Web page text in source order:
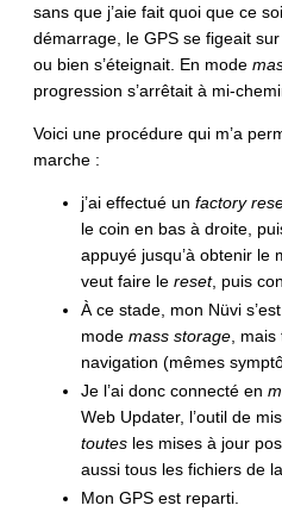
sans que j’aie fait quoi que ce
démarrage, le GPS se figeait sur
ou bien s’éteignait. En mode
progression s’arrêtait à mi-
Voici une procédure qui m’a
marche :
j’ai effectué un factory
le coin en bas à droite,
appuyé jusqu’à obtenir le
veut faire le reset, puis
À ce stade, mon Nüvi
mode mass storage ,
navigation (mêmes
Je l’ai donc connecté en
Web Updater, l’outil de
toutes les mises à jour
aussi tous les fichiers de
Mon GPS est reparti.